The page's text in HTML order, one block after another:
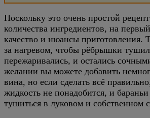
Поскольку это очень простой
количества ингредиентов, на
качество и нюансы приготовления.
за нагревом, чтобы рёбрышки
пережаривались, и остались
желании вы можете добавить
вина, но если сделать всё
жидкость не понадобится, и бараньи
тушиться в луковом и собственном